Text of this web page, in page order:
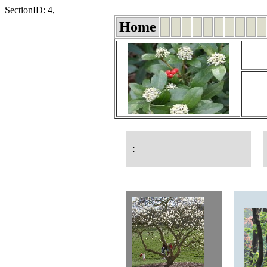
SectionID: 4,
Home
: